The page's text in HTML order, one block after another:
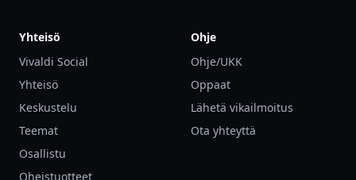
Yhteisö
Vivaldi Social
Yhteisö
Keskustelu
Teemat
Osallistu
Oheistuotteet
Ohje
Ohje/UKK
Oppaat
Lähetä vikailmoitus
Ota yhteyttä